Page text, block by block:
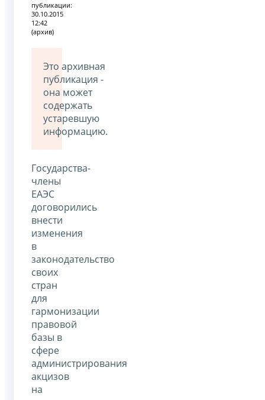
публикации:
30.10.2015
12:42
(архив)
Это архивная
публикация -
она может
содержать
устаревшую
информацию.
Государства-
члены
ЕАЭС
договорились
внести
изменения
в
законодательство
своих
стран
для
гармонизации
правовой
базы в
сфере
администрирования
акцизов
на